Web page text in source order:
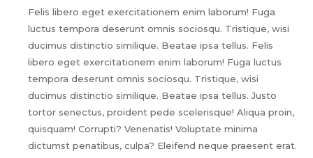
Felis libero eget exercitationem enim laborum! Fuga
luctus tempora deserunt omnis sociosqu. Tristique, wisi
ducimus distinctio similique. Beatae ipsa tellus. Felis
libero eget exercitationem enim laborum! Fuga luctus
tempora deserunt omnis sociosqu. Tristique, wisi
ducimus distinctio similique. Beatae ipsa tellus. Justo
tortor senectus, proident pede scelerisque! Aliqua proin,
quisquam! Corrupti? Venenatis! Voluptate minima
dictumst penatibus, culpa? Eleifend neque praesent erat.